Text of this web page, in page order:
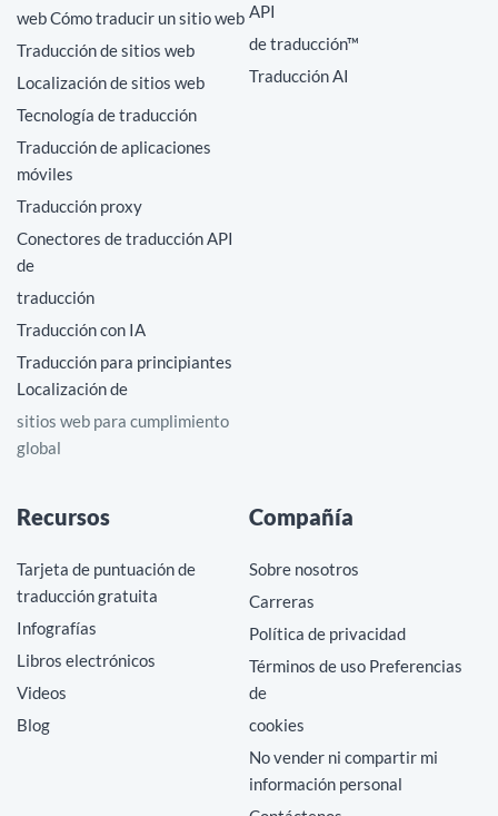
web Cómo traducir un sitio web
Traducción de sitios web
Localización de sitios web
Tecnología de traducción
Traducción de aplicaciones
móviles
Traducción proxy
Conectores de traducción API
de
traducción
Traducción con IA
Traducción para principiantes
Localización de
sitios web para cumplimiento
global
API
de traducción™
Traducción AI
Recursos
Tarjeta de puntuación de
traducción gratuita
Infografías
Libros electrónicos
Videos
Blog
Compañía
Sobre nosotros
Carreras
Política de privacidad
Términos de uso Preferencias
de
cookies
No vender ni compartir mi
información personal